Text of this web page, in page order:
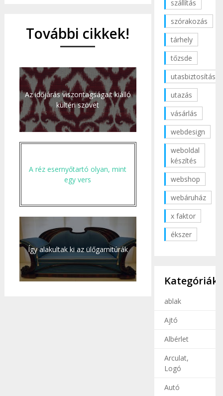
További cikkek!
Az időjárás viszontagságait kiálló
kültéri szövet
A réz esernyőtartó olyan, mint
egy vers
Így alakultak ki az ülőgarnitúrák
szállítás
szórakozás
tárhely
tőzsde
utasbiztosítás
utazás
vásárlás
webdesign
weboldal
készítés
webshop
webáruház
x faktor
ékszer
Kategóriák
ablak
Ajtó
Albérlet
Arculat,
Logó
Autó